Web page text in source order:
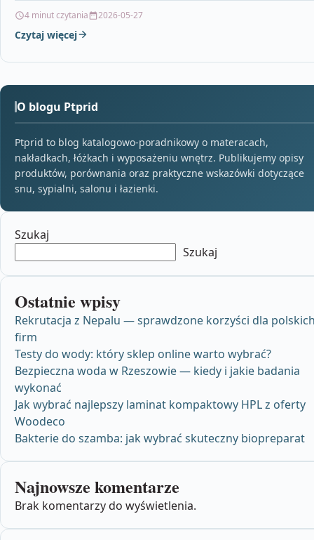
4 minut czytania 2026-05-27
Czytaj więcej
O blogu Ptprid
Ptprid to blog katalogowo-poradnikowy o materacach,
nakładkach, łóżkach i wyposażeniu wnętrz. Publikujemy opisy
produktów, porównania oraz praktyczne wskazówki dotyczące
snu, sypialni, salonu i łazienki.
Szukaj
Szukaj
Ostatnie wpisy
Rekrutacja z Nepalu — sprawdzone korzyści dla
firm
Testy do wody: który sklep online warto wybrać?
Bezpieczna woda w Rzeszowie — kiedy i jakie badania
wykonać
Jak wybrać najlepszy laminat kompaktowy HPL z oferty
Woodeco
Bakterie do szamba: jak wybrać skuteczny biopreparat
Najnowsze komentarze
Brak komentarzy do wyświetlenia.